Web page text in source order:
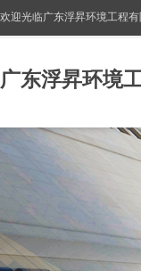
欢迎光临广东浮昇环境工程有
广东浮昇环境